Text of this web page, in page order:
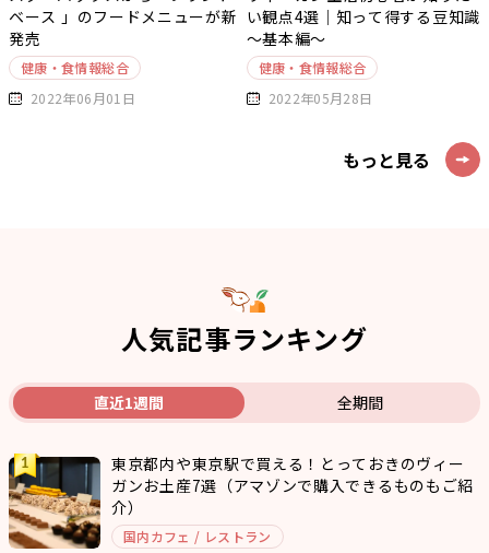
ベース 」のフードメニューが新
発売
健康・食情報総合
2022年06月01日
い観点4選｜知って得する豆知識
～基本編～
健康・食情報総合
2022年05月28日
もっと見る
人気記事ランキング
直近1週間 全期間
東京都内や東京駅で買える！とっておきのヴィー
ガンお土産7選（アマゾンで購入できるものもご紹
介）
国内カフェ / レストラン